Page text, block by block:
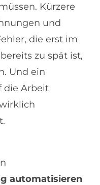
Kürzere
und
die erst im
zu spät ist,
Und ein
die Arbeit
automatisieren